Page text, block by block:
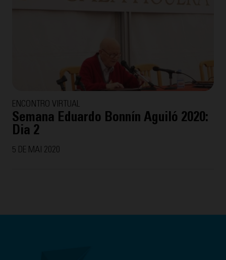
ENCONTRO VIRTUAL
Semana Eduardo Bonnín Aguiló 2020:
Dia 2
5 DE MAI 2020